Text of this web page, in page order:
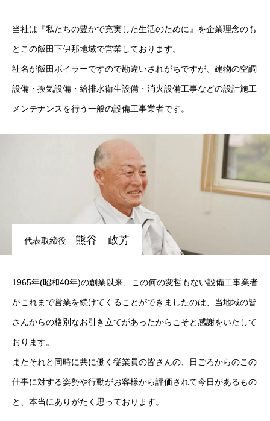
当社は『私たちの豊かで充実した生活のために』を企業理念のも
とこの飯田下伊那地域で営業しております。
社名が飯田ボイラーですので勘違いされがちですが、建物の空調
設備・換気設備・給排水衛生設備・消火設備工事などの設計施工
メンテナンスを行う一般の設備工事業者です。
代表取締役 熊谷 政芳
1965年(昭和40年)の創業以来、この何の変哲もない設備工事業者
がこれまで営業を続けてくることができましたのは、当地域の皆
さんからの格別なお引き立てがあったからこそと感謝をいたして
おります。
またそれと同時に共に働く従業員の皆さんの、日ごろからのこの
仕事に対する姿勢や行動がお客様から評価されて今日があるもの
と、本当にありがたく思っております。